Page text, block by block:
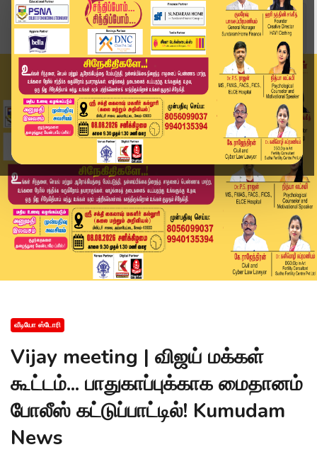
Home
வீடியோ ஸ்டோரி
Vijay meeting | விஜய் மக்கள் கூட்டம்... பாதுகாப...
வீடியோ ஸ்டோரி
Vijay meeting | விஜய் மக்கள்
கூட்டம்... பாதுகாப்புக்காக மைதானம்
போலீஸ் கட்டுப்பாட்டில்! Kumudam
News